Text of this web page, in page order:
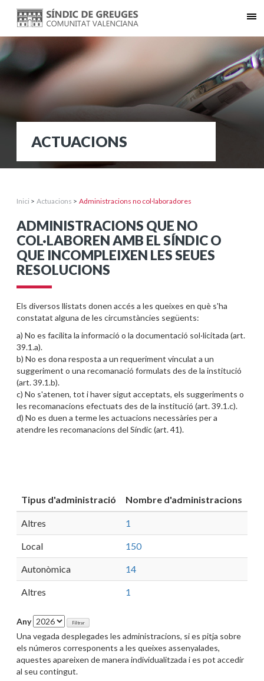
ACTUACIONS
Inici > Actuacions > Administracions no col·laboradores
ADMINISTRACIONS QUE NO
COL·LABOREN AMB EL SÍNDIC O
QUE INCOMPLEIXEN LES SEUES
RESOLUCIONS
Els diversos llistats donen accés a les queixes en què s'ha
constatat alguna de les circumstàncies següents:
a) No es facilita la informació o la documentació sol·licitada (art.
39.1.a).
b) No es dona resposta a un requeriment vinculat a un
suggeriment o una recomanació formulats des de la institució
(art. 39.1.b).
c) No s'atenen, tot i haver sigut acceptats, els suggeriments o
les recomanacions efectuats des de la institució (art. 39.1.c).
d) No es duen a terme les actuacions necessàries per a
atendre les recomanacions del Síndic (art. 41).
Tipus d'administració Nombre d'administracions
Altres 1
Local 150
Autonòmica 14
Altres 1
Any
Una vegada desplegades les administracions, si es pitja sobre
els números corresponents a les queixes assenyalades,
aquestes apareixen de manera individualitzada i es pot accedir
al seu contingut.